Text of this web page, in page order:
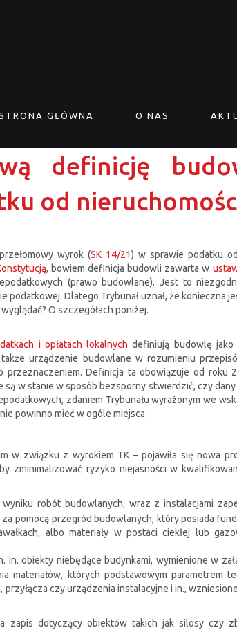
GŁÓWNA O NAS
definicję
od
wyrok (SK 14/21) w sprawie podatku
, bowiem definicja budowli zawarta w
(prawo budowlane). Jest to
podatkowej. Dlatego Trybunał uznał, że konieczna
O szczegółach poniżej.
i opłatach lokalnych definiują budowlę
urządzenie budowlane w rozumieniu
Definicja ta obowiązuje od roku
są w stanie w sposób bezsporny stwierdzić, czy
zdaniem Trybunału wyrażonym we
powinno mieć w ogóle miejsca.
w związku z wyrokiem TK – pojawiła się nowa
zminimalizować ryzyko niejasności w
robót budowlanych, wraz z instalacjami
pomocą przegród budowlanych, który posiada
albo materiały w postaci ciekłej lub
obiekty niebędące budynkami, wymienione w
materiałów, których podstawowym parametrem
czy urządzenia instalacyjne i in.,
zapis dotyczący obiektów takich jak silosy czy